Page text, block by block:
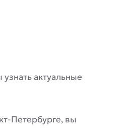
актуальные
Петербурге, вы